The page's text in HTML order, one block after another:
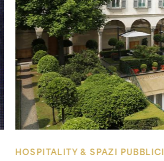
HOSPITALITY & SPAZI PUBBLICI